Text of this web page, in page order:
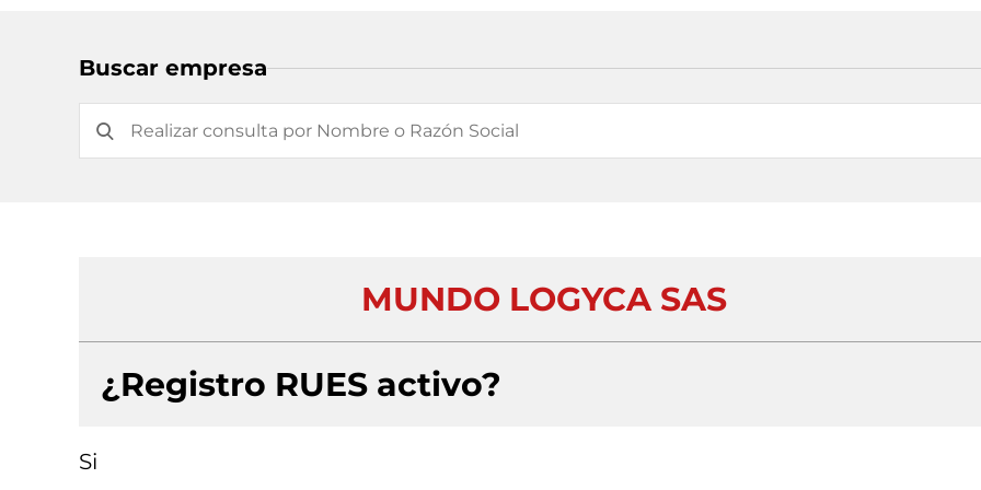
Buscar empresa
MUNDO LOGYCA SAS
¿Registro RUES activo?
Si